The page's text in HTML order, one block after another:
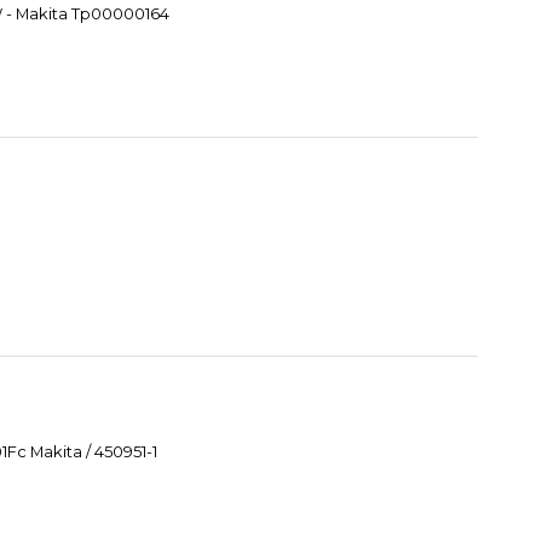
- Makita Tp00000164
Makita / 450951-1